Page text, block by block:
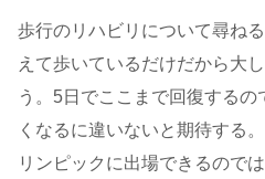
歩行のリハビリについて尋ね
えて歩いているだけだから大
う。5日でここまで回復するの
くなるに違いないと期待する
リンピックに出場できるので